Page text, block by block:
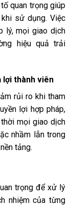
quan trọng giúp
sử dụng. Việc
lý, mọi giao dịch
hiệu quả trải
lợi thành viên
rủi ro khi tham
lợi hợp pháp,
mọi giao dịch
nhầm lẫn trong
tảng.
trọng để xử lý
nhiệm của từng